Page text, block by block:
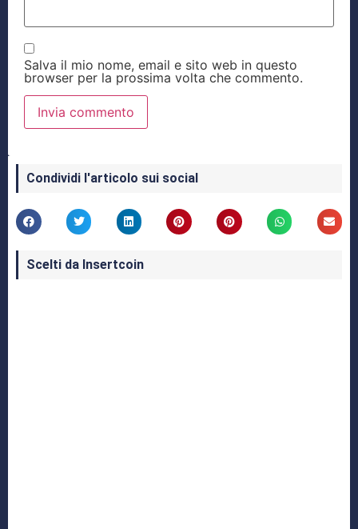
Salva il mio nome, email e sito web in questo
browser per la prossima volta che commento.
Condividi l'articolo sui social
Scelti da Insertcoin